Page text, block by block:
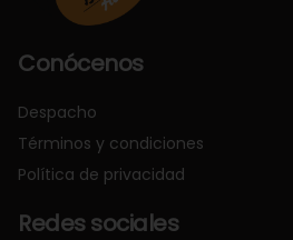
Conócenos
Despacho
Términos y condiciones
Política de privacidad
Redes sociales